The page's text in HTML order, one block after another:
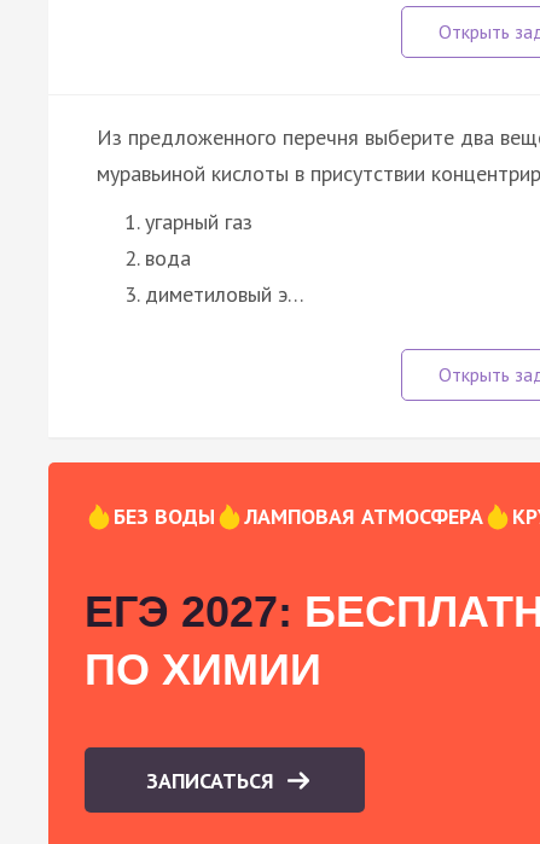
Из предложенного перечня выберите два
муравьиной кислоты в присутствии
угарный газ
вода
диметиловый э…
БЕЗ ВОДЫ ЛАМПОВАЯ АТМОСФЕРА
ЕГЭ 2027:
ПО ХИМИИ
ЗАПИСАТЬСЯ